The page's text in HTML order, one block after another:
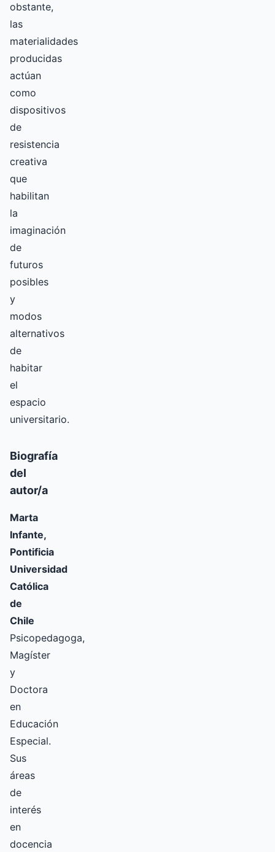
obstante,
las
materialidades
producidas
actúan
como
dispositivos
de
resistencia
creativa
que
habilitan
la
imaginación
de
futuros
posibles
y
modos
alternativos
de
habitar
el
espacio
universitario.
Biografía
del
autor/a
Marta
Infante,
Pontificia
Universidad
Católica
de
Chile
Psicopedagoga,
Magíster
y
Doctora
en
Educación
Especial.
Sus
áreas
de
interés
en
docencia